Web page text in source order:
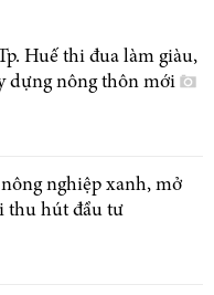
Huế thi đua làm giàu,
dựng nông thôn mới
nghiệp xanh, mở
thu hút đầu tư